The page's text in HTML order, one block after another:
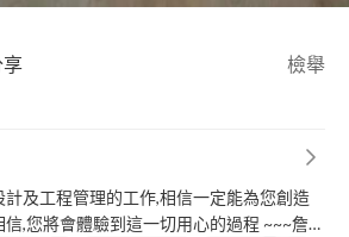
檢舉
及工程管理的工作,相信一定能為您創造
,您將會體驗到這一切用心的過程 ~~~詹設